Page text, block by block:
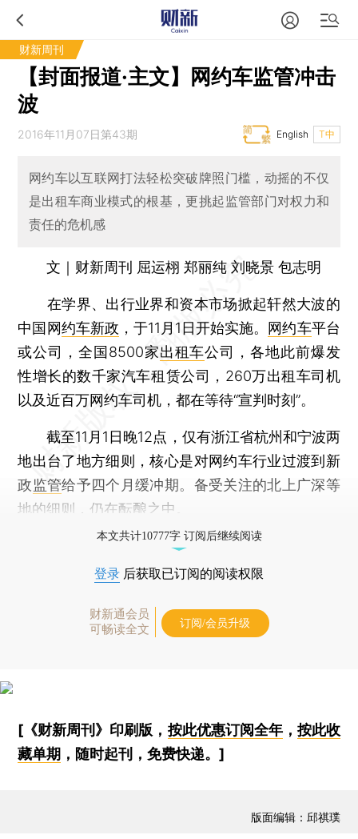
财新周刊
【封面报道·主文】网约车监管冲击
波
2016年11月07日第43期 T中
English
网约车以互联网打法轻松突破牌照门槛，动摇的不仅
是出租车商业模式的根基，更挑起监管部门对权力和
责任的危机感
文｜财新周刊 屈运栩 郑丽纯 刘晓景 包志明
在学界、出行业界和资本市场掀起轩然大波的
中国网约车新政 ，于11月1日开始实施。 网约车平台
或公司，全国8500家出租车公司，各地此前爆发
性增长的数千家汽车租赁公司，260万出租车司机
以及近百万网约车司机，都在等待“宣判时刻”。
截至11月1日晚12点，仅有浙江省杭州和宁波两
地出台了地方细则，核心是对网约车行业过渡到新
政监管给予四个月缓冲期。备受关注的北上广深等
地的细则，仍在酝酿之中。
本文共计10777字 订阅后继续阅读
登录 后获取已订阅的阅读权限
财新通会员
可畅读全文
订阅/会员升级
[《财新周刊》印刷版， 按此优惠订阅全年， 按此收
藏单期 ，随时起刊，免费快递。]
版面编辑：邱祺璞